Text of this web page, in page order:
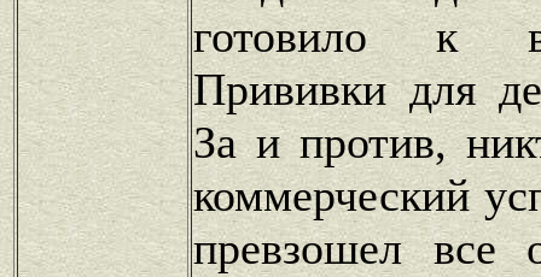
готовило к
Прививки для
За и против,
коммерческий
превзошел все